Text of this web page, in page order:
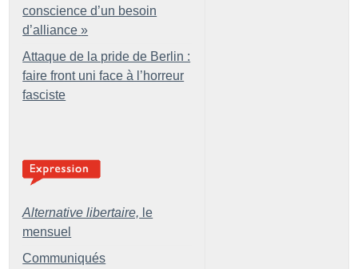
conscience d’un besoin
d’alliance »
Attaque de la pride de Berlin :
faire front uni face à l’horreur
fasciste
Alternative libertaire, le
mensuel
Communiqués